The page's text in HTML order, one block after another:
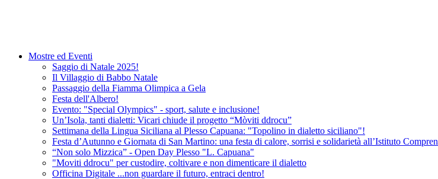
Mostre ed Eventi
Saggio di Natale 2025!
Il Villaggio di Babbo Natale
Passaggio della Fiamma Olimpica a Gela
Festa dell'Albero!
Evento: "Special Olympics" - sport, salute e inclusione!
Un’Isola, tanti dialetti: Vicari chiude il progetto “Mòviti ddrocu”
Settimana della Lingua Siciliana al Plesso Capuana: "Topolino in dialetto siciliano"!
Festa d’Autunno e Giornata di San Martino: una festa di calore, sorrisi e solidarietà all’Istituto
“Non solo Mizzica” - Open Day Plesso "L. Capuana"
"Moviti ddrocu" per custodire, coltivare e non dimenticare il dialetto
Officina Digitale ...non guardare il futuro, entraci dentro!